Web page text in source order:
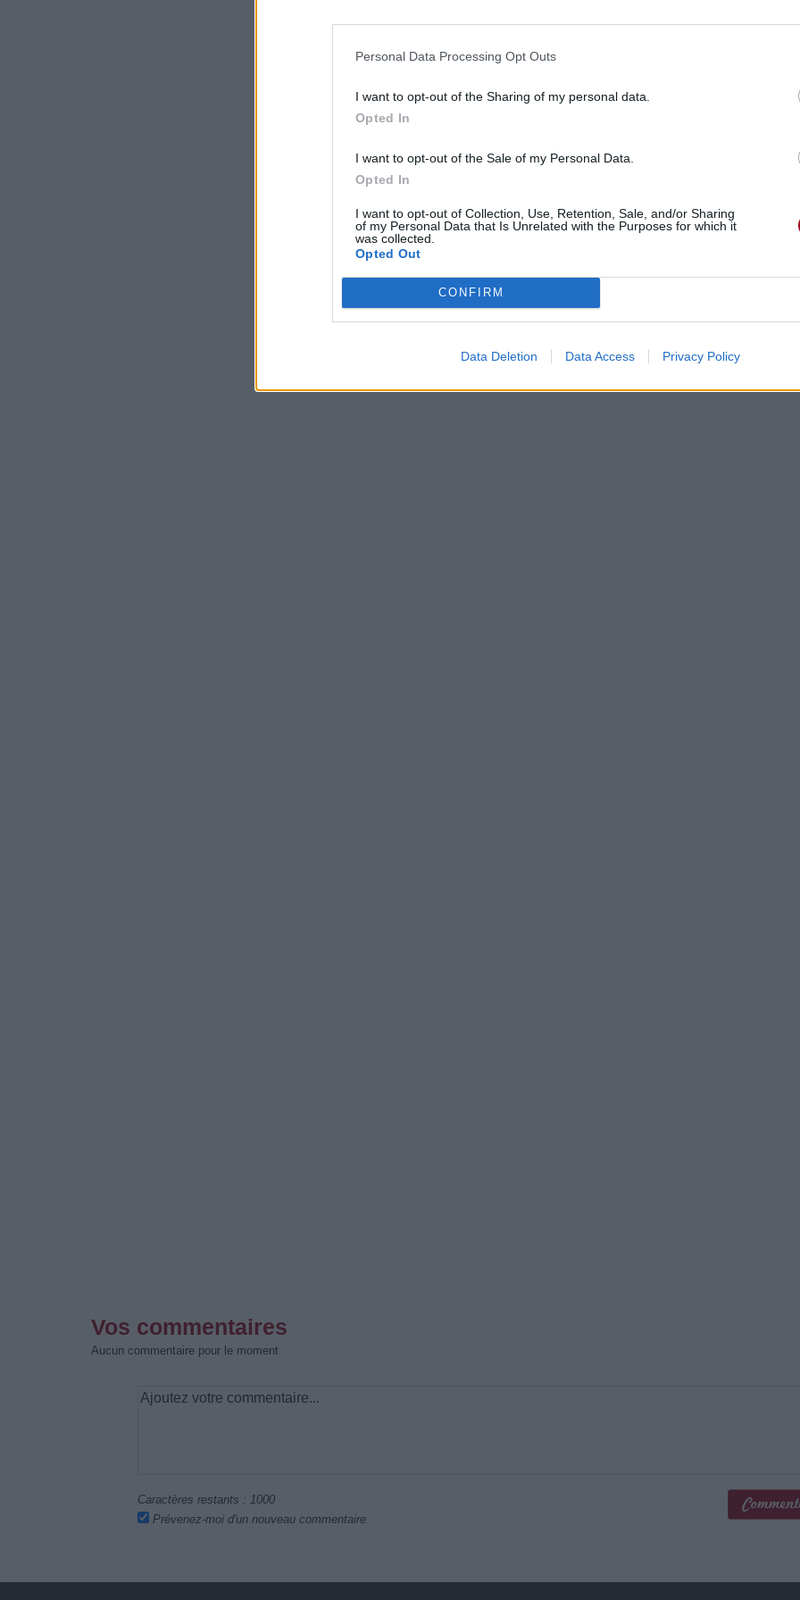
Personal Data Processing Opt Outs
I want to opt-out of the Sharing of my personal data.
Opted In
I want to opt-out of the Sale of my Personal Data.
Opted In
I want to opt-out of Collection, Use, Retention, Sale, and/or Sharing
of my Personal Data that Is Unrelated with the Purposes for which it
was collected.
Opted Out
CONFIRM
Data Deletion Data Access Privacy Policy
Vos commentaires
Aucun commentaire pour le moment
Caractères restants : 1000
Prévenez-moi d'un nouveau commentaire